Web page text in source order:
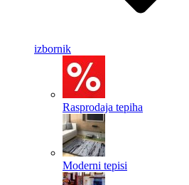
izbornik
Rasprodaja tepiha
Moderni tepisi